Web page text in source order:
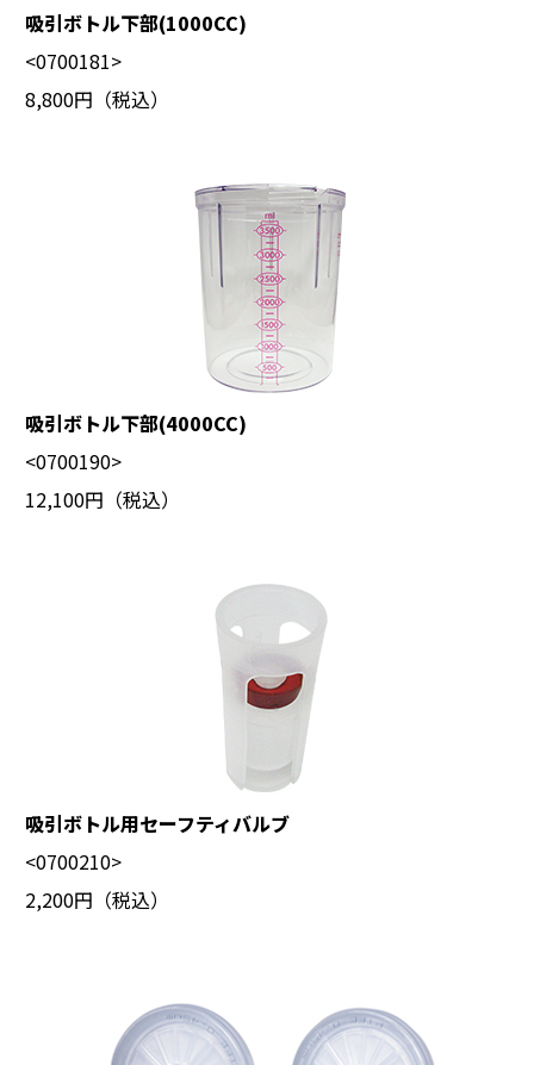
吸引ボトル下部(1000CC)
<0700181>
8,800円（税込）
吸引ボトル下部(4000CC)
<0700190>
12,100円（税込）
吸引ボトル用セーフティバルブ
<0700210>
2,200円（税込）